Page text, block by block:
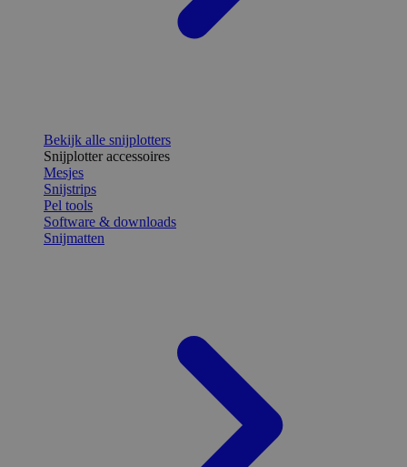
Bekijk alle snijplotters
Snijplotter accessoires
Mesjes
Snijstrips
Pel tools
Software & downloads
Snijmatten